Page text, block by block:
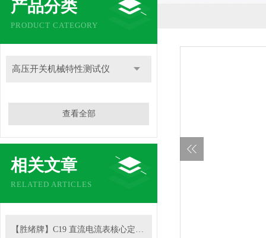
产品分类
PRODUCT CATEGORY
高压开关机械特性测试仪
查看全部
相关文章
RELATED ARTICLES
【胜绪牌】C19 直流电流表核心定位与原理